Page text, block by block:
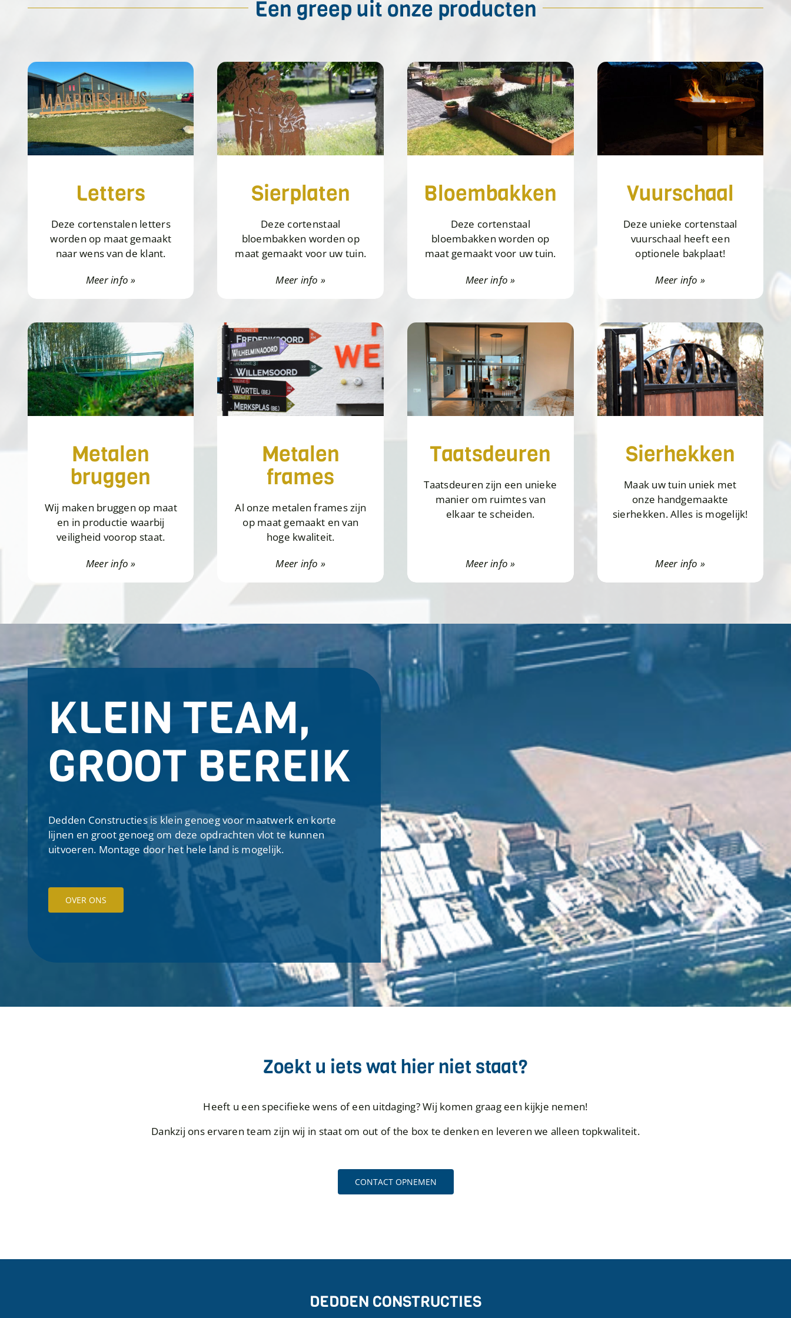
Een greep uit onze producten
Letters
Deze cortenstalen letters
worden op maat gemaakt
naar wens van de klant.
Meer info »
Sierplaten
Deze cortenstaal
bloembakken worden op
maat gemaakt voor uw tuin.
Meer info »
Bloembakken
Deze cortenstaal
bloembakken worden op
maat gemaakt voor uw tuin.
Meer info »
Vuurschaal
Deze unieke cortenstaal
vuurschaal heeft een
optionele bakplaat!
Meer info »
Metalen
bruggen
Wij maken bruggen op maat
en in productie waarbij
veiligheid voorop staat.
Meer info »
Metalen
frames
Al onze metalen frames zijn
op maat gemaakt en van
hoge kwaliteit.
Meer info »
Taatsdeuren
Taatsdeuren zijn een unieke
manier om ruimtes van
elkaar te scheiden.
Meer info »
Sierhekken
Maak uw tuin uniek met
onze handgemaakte
sierhekken. Alles is mogelijk!
Meer info »
KLEIN TEAM,
GROOT BEREIK
Dedden Constructies is klein genoeg voor maatwerk en korte
lijnen en groot genoeg om deze opdrachten vlot te kunnen
uitvoeren. Montage door het hele land is mogelijk.
OVER ONS
Zoekt u iets wat hier niet staat?
Heeft u een specifieke wens of een uitdaging? Wij komen graag een kijkje nemen!
Dankzij ons ervaren team zijn wij in staat om out of the box te denken en leveren we alleen topkwaliteit.
CONTACT OPNEMEN
DEDDEN CONSTRUCTIES